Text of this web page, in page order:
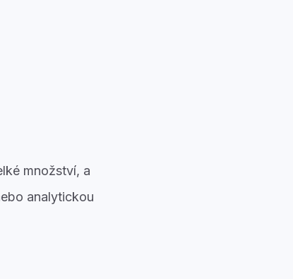
množství, a
analytickou